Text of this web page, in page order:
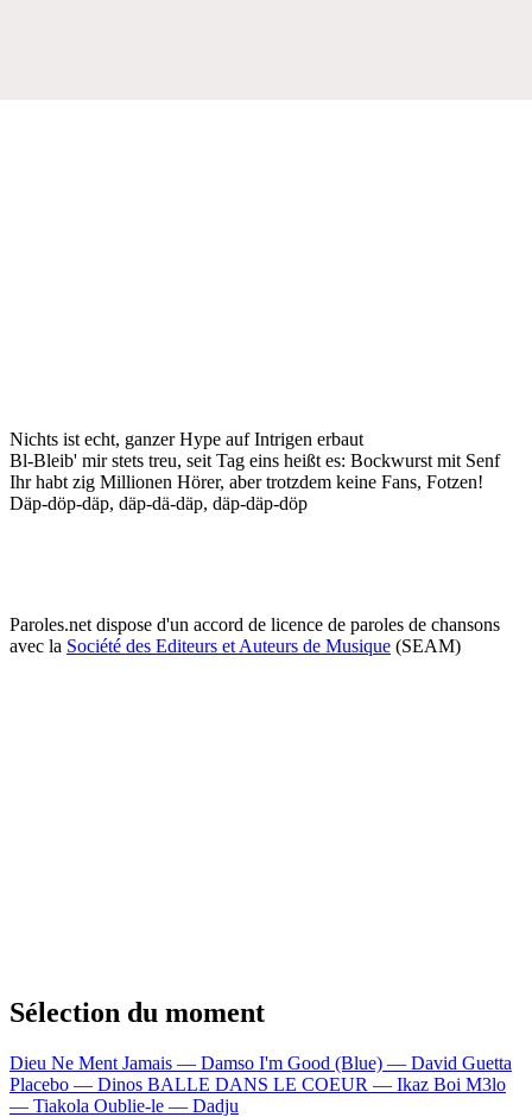
Nichts ist echt, ganzer Hype auf Intrigen erbaut
Bl-Bleib' mir stets treu, seit Tag eins heißt es: Bockwurst mit Senf
Ihr habt zig Millionen Hörer, aber trotzdem keine Fans, Fotzen!
Däp-döp-däp, däp-dä-däp, däp-däp-döp
Paroles.net dispose d'un accord de licence de paroles de chansons
avec la Société des Editeurs et Auteurs de Musique (SEAM)
Sélection du moment
Dieu Ne Ment Jamais — Damso I'm Good (Blue) — David Guetta
Placebo — Dinos BALLE DANS LE COEUR — Ikaz Boi M3lo
— Tiakola Oublie-le — Dadju